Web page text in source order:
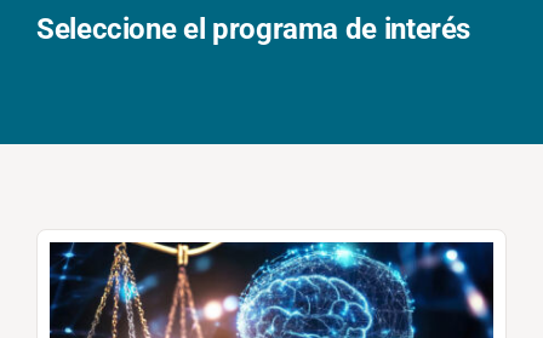
Seleccione el programa de interés